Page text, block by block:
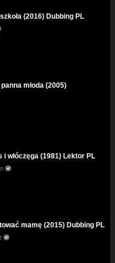
(2016) Dubbing PL
młoda (2005)
i włóczęga (1981) Lektor PL
mamę (2015) Dubbing PL